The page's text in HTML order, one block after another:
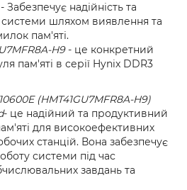
надійність та
системи шляхом виявлення та
пам'яті.
H9- це конкретний
пам'яті в серії Hynix DDR3
(HMT41GU7MFR8A-H9)
- це надійний та продуктивний
для високоефективних
станцій. Вона забезпечує
системи під час
завдань та